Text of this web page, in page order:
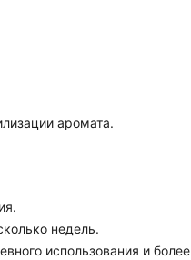
аромата.
недель.
использования и более